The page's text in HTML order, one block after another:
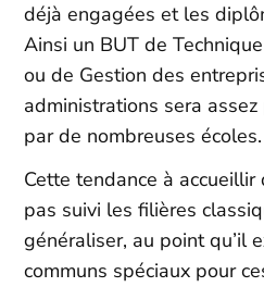
déjà engagées et les
Ainsi un BUT de
ou de Gestion des
administrations sera
par de nombreuses écoles.
Cette tendance à accueillir
pas suivi les filières
généraliser, au point qu’il
communs spéciaux pour